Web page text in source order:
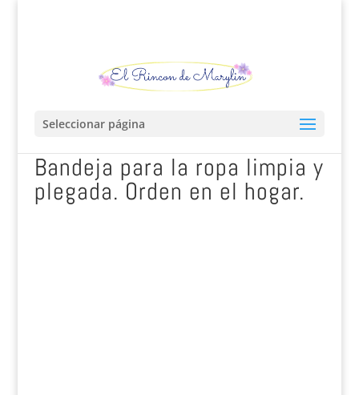
Seleccionar página
Bandeja para la ropa limpia y
plegada. Orden en el hogar.